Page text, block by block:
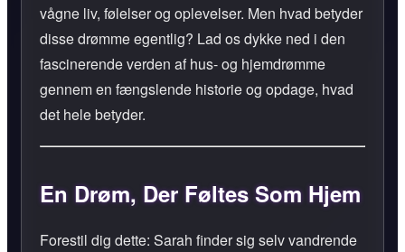
vågne liv, følelser og oplevelser. Men hvad betyder
disse drømme egentlig? Lad os dykke ned i den
fascinerende verden af hus- og hjemdrømme
gennem en fængslende historie og opdage, hvad
det hele betyder.
En Drøm, Der Føltes Som Hjem
Forestil dig dette: Sarah finder sig selv vandrende